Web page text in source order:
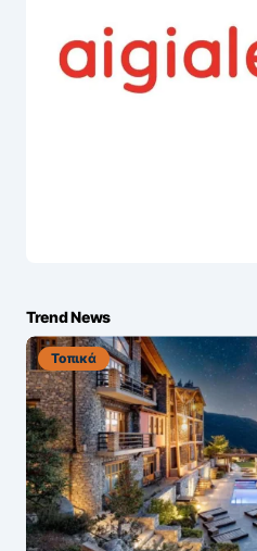
Trend News
Τοπικά